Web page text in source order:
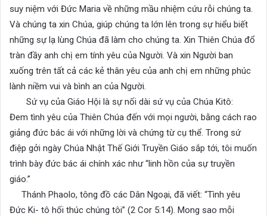
suy niệm với Đức Maria về những mầu nhiệm cứu rỗi chúng ta.
Và chúng ta xin Chúa, giúp chúng ta lớn lên trong sự hiểu biết
những sự lạ lùng Chúa đã làm cho chúng ta. Xin Thiên Chúa đổ
tràn đầy anh chị em tính yêu của Người. Và xin Người ban
xuống trên tất cả các kẻ thân yêu của anh chị em những phúc
lành niềm vui và bình an của Người.
Sứ vụ của Giáo Hội là sự nối dài sứ vụ của Chúa Kitô:
Đem tình yêu của Thiên Chúa đến với mọi người, bằng cách rao
giảng đức bác ái với những lời và chứng từ cụ thể. Trong sứ
điệp gởi ngày Chúa Nhật Thế Giới Truyền Giáo sắp tới, tôi muốn
trình bày đức bác ái chính xác như “linh hồn của sự truyền
giáo.”
Thánh Phaolo, tông đồ các Dân Ngoại, đã viết: “Tình yêu
Đức Ki- tô hối thúc chúng tôi” (2 Cor 5:14). Mong sao mỗi